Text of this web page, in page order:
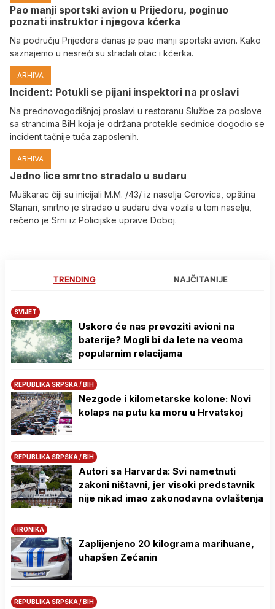
Pao manji sportski avion u Prijedoru, poginuo
poznati instruktor i njegova kćerka
Na području Prijedora danas je pao manji sportski avion. Kako
saznajemo u nesreći su stradali otac i kćerka.
ARHIVA
Incident: Potukli se pijani inspektori na proslavi
Na prednovogodišnjoj proslavi u restoranu Službe za poslove
sa strancima BiH koja je održana protekle sedmice dogodio se
incident tačnije tuča zaposlenih.
ARHIVA
Јedno lice smrtno stradalo u sudaru
Muškarac čiji su inicijali M.M. /43/ iz naselja Cerovica, opština
Stanari, smrtno je stradao u sudaru dva vozila u tom naselju,
rečeno je Srni iz Policijske uprave Doboj.
TRENDING NAJČITANIJE
SVIJET
Uskoro će nas prevoziti avioni na
baterije? Mogli bi da lete na veoma
popularnim relacijama
REPUBLIKA SRPSKA / BIH
Nezgode i kilometarske kolone: Novi
kolaps na putu ka moru u Hrvatskoj
REPUBLIKA SRPSKA / BIH
Autori sa Harvarda: Svi nametnuti
zakoni ništavni, jer visoki predstavnik
nije nikad imao zakonodavna ovlaštenja
HRONIKA
Zaplijenjeno 20 kilograma marihuane,
uhapšen Zećanin
REPUBLIKA SRPSKA / BIH